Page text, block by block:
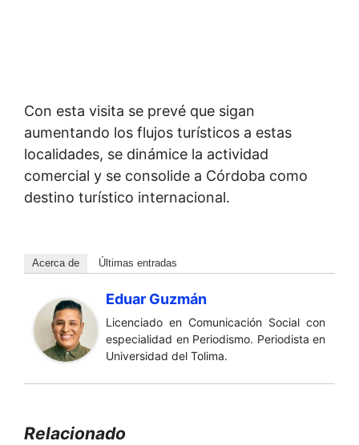
Con esta visita se prevé que sigan
aumentando los flujos turísticos a estas
localidades, se dinámice la actividad
comercial y se consolide a Córdoba como
destino turístico internacional.
Acerca de Últimas entradas
Eduar Guzmán
Licenciado en Comunicación Social con
especialidad en Periodismo. Periodista en
Universidad del Tolima.
Relacionado